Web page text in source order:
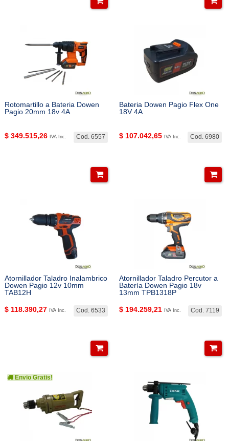
Rotomartillo a Bateria Dowen
Pagio 20mm 18v 4A
Cod. 6557
$ 349.515,26 IVA Inc.
Bateria Dowen Pagio Flex One
18V 4A
Cod. 6980
$ 107.042,65 IVA Inc.
Atornillador Taladro Inalambrico
Dowen Pagio 12v 10mm
TAB12H
Cod. 6533
$ 118.390,27 IVA Inc.
Atornillador Taladro Percutor a
Batería Dowen Pagio 18v
13mm TPB1318P
Cod. 7119
$ 194.259,21 IVA Inc.
Envio Gratis!